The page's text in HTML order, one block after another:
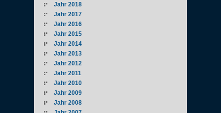
Jahr 2018
Jahr 2017
Jahr 2016
Jahr 2015
Jahr 2014
Jahr 2013
Jahr 2012
Jahr 2011
Jahr 2010
Jahr 2009
Jahr 2008